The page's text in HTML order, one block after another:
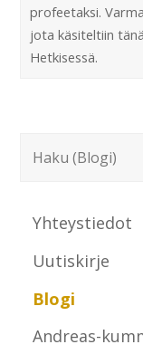
profeetaksi.
jota käsiteltiin
Hetkisessä.
Yhteystiedot
Uutiskirje
Blogi
Andreas-